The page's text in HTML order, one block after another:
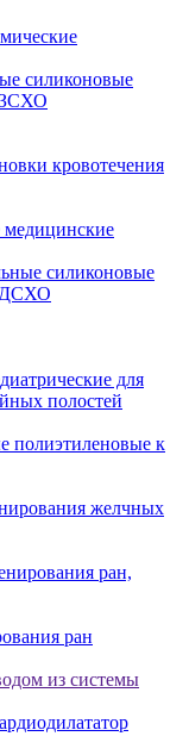
силиконовые
ЗСХО
кровотечения
силиконовые
ДСХО
для
полостей
полиэтиленовые к
желчных
ран,
ран
из системы